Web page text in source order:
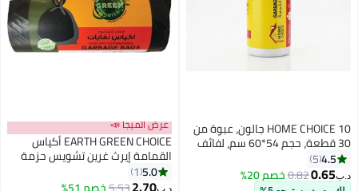
HOME CHOICE 10 جالون، عبوة من
30 قطعة، حجم 54*60 سم، لفائف
أكياس القمامة القابلة للتحلل،
بطانات سلة المهملات
4.5
5
د.ب‏0.65
0.82خصم 20%
عرض الميجا 📣
EARTH GREEN CHOICE أكياس
القمامة إيرث غرين تشويس حزمة
مزدوجة، 50 جالون كبيرة، 40 كيس
5.0
1